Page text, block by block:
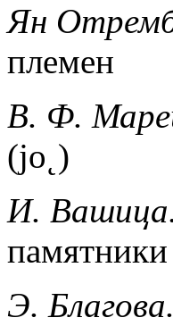
Ян
племен
В. Ф.
(jo˛)
И.
памятники
Э. Благова.